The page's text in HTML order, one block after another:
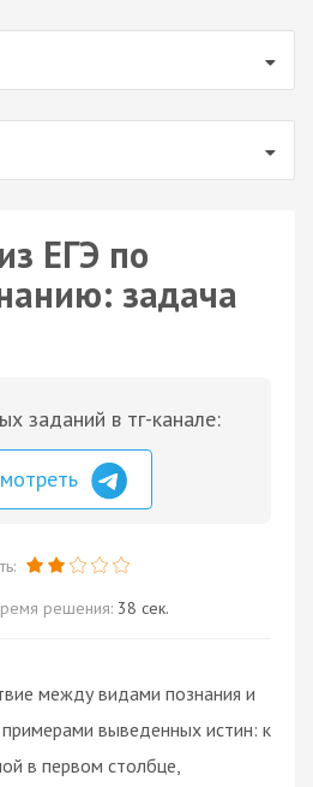
ЕГЭ по
задача
заданий в тг-канале:
решения: 38 сек.
между видами познания и
выведенных истин: к
в первом столбце,